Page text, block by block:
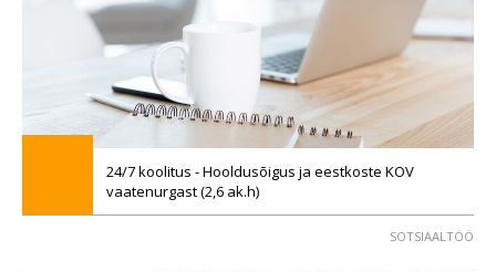
24/7 koolitus - Hooldusõigus ja eestkoste KOV
vaatenurgast (2,6 ak.h)
SOTSIAALTÖÖ